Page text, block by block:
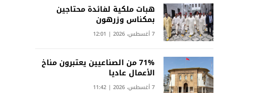
هبات ملكية لفائدة محتاجين
بمكناس وزرهون
7 أغسطس، 2026 | 12:01
71% من الصناعيين يعتبرون مناخ
الأعمال عاديا
7 أغسطس، 2026 | 11:42